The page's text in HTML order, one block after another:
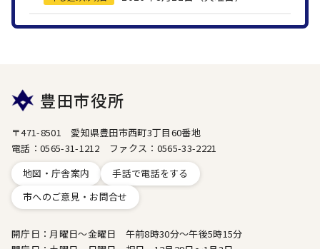
豊田市役所
〒471-8501 愛知県豊田市西町3丁目60番地
電話：0565-31-1212 ファクス：0565-33-2221
地図・庁舎案内
手話で電話をする
市へのご意見・お問合せ
開庁日：月曜日～金曜日 午前8時30分～午後5時15分